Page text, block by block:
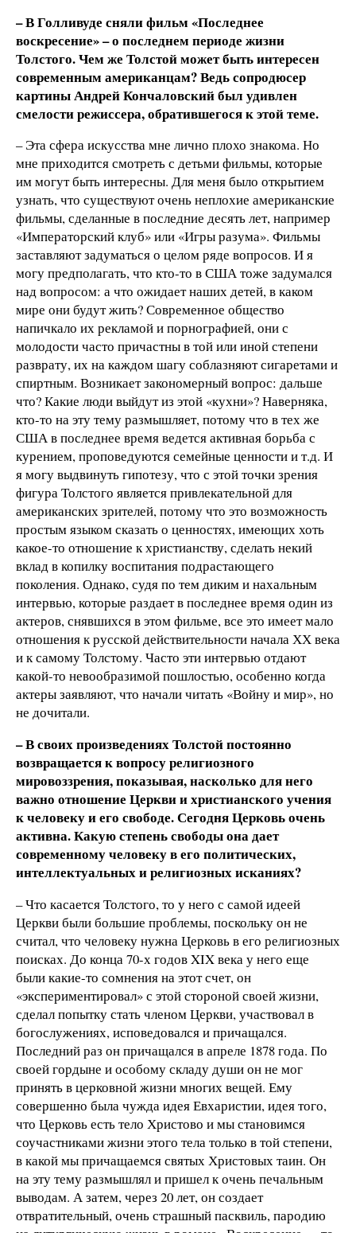
– В Голливуде сняли фильм «Последнее
воскресение» – о последнем периоде жизни
Толстого. Чем же Толстой может быть интересен
современным американцам? Ведь сопродюсер
картины Андрей Кончаловский был удивлен
смелости режиссера, обратившегося к этой теме.
– Эта сфера искусства мне лично плохо знакома. Но
мне приходится смотреть с детьми фильмы, которые
им могут быть интересны. Для меня было открытием
узнать, что существуют очень неплохие американские
фильмы, сделанные в последние десять лет, например
«Императорский клуб» или «Игры разума». Фильмы
заставляют задуматься о целом ряде вопросов. И я
могу предполагать, что кто-то в США тоже задумался
над вопросом: а что ожидает наших детей, в каком
мире они будут жить? Современное общество
напичкало их рекламой и порнографией, они с
молодости часто причастны в той или иной степени
разврату, их на каждом шагу соблазняют сигаретами и
спиртным. Возникает закономерный вопрос: дальше
что? Какие люди выйдут из этой «кухни»? Наверняка,
кто-то на эту тему размышляет, потому что в тех же
США в последнее время ведется активная борьба с
курением, проповедуются семейные ценности и т.д. И
я могу выдвинуть гипотезу, что с этой точки зрения
фигура Толстого является привлекательной для
американских зрителей, потому что это возможность
простым языком сказать о ценностях, имеющих хоть
какое-то отношение к христианству, сделать некий
вклад в копилку воспитания подрастающего
поколения. Однако, судя по тем диким и нахальным
интервью, которые раздает в последнее время один из
актеров, снявшихся в этом фильме, все это имеет мало
отношения к русской действительности начала ХХ века
и к самому Толстому. Часто эти интервью отдают
какой-то невообразимой пошлостью, особенно когда
актеры заявляют, что начали читать «Войну и мир», но
не дочитали.
– В своих произведениях Толстой постоянно
возвращается к вопросу религиозного
мировоззрения, показывая, насколько для него
важно отношение Церкви и христианского учения
к человеку и его свободе. Сегодня Церковь очень
активна. Какую степень свободы она дает
современному человеку в его политических,
интеллектуальных и религиозных исканиях?
– Что касается Толстого, то у него с самой идеей
Церкви были большие проблемы, поскольку он не
считал, что человеку нужна Церковь в его религиозных
поисках. До конца 70-х годов XIX века у него еще
были какие-то сомнения на этот счет, он
«экспериментировал» с этой стороной своей жизни,
сделал попытку стать членом Церкви, участвовал в
богослужениях, исповедовался и причащался.
Последний раз он причащался в апреле 1878 года. По
своей гордыне и особому складу души он не мог
принять в церковной жизни многих вещей. Ему
совершенно была чужда идея Евхаристии, идея того,
что Церковь есть тело Христово и мы становимся
соучастниками жизни этого тела только в той степени,
в какой мы причащаемся святых Христовых таин. Он
на эту тему размышлял и пришел к очень печальным
выводам. А затем, через 20 лет, он создает
отвратительный, очень страшный пасквиль, пародию